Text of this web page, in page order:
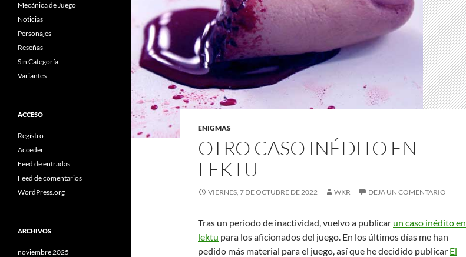
ENIGMAS
OTRO CASO INÉDITO EN
LEKTU
VIERNES, 7 DE OCTUBRE DE 2022 WKR DEJA UN COMENTARIO
Tras un periodo de inactividad, vuelvo a publicar un caso inédito en
lektu para los aficionados del juego. En los últimos días me han
pedido más material para el juego, así que he decidido publicar El
Mecánica de Juego
Noticias
Personajes
Reseñas
Sin Categoría
Variantes
ACCESO
Registro
Acceder
Feed de entradas
Feed de comentarios
WordPress.org
ARCHIVOS
noviembre 2025